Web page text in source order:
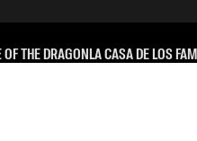
OF THE DRAGONLA CASA DE LOS